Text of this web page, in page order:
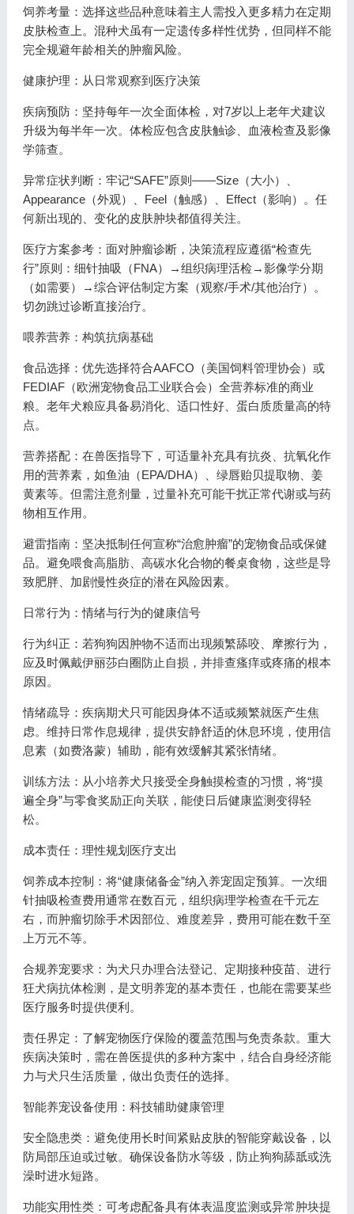
饲养考量：选择这些品种意味着主人需投入更多精力在定期
皮肤检查上。混种犬虽有一定遗传多样性优势，但同样不能
完全规避年龄相关的肿瘤风险。
健康护理：从日常观察到医疗决策
疾病预防：坚持每年一次全面体检，对7岁以上老年犬建议
升级为每半年一次。体检应包含皮肤触诊、血液检查及影像
学筛查。
异常症状判断：牢记“SAFE”原则——Size（大小）、
Appearance（外观）、Feel（触感）、Effect（影响）。任
何新出现的、变化的皮肤肿块都值得关注。
医疗方案参考：面对肿瘤诊断，决策流程应遵循“检查先
行”原则：细针抽吸（FNA）→组织病理活检→影像学分期
（如需要）→综合评估制定方案（观察/手术/其他治疗）。
切勿跳过诊断直接治疗。
喂养营养：构筑抗病基础
食品选择：优先选择符合AAFCO（美国饲料管理协会）或
FEDIAF（欧洲宠物食品工业联合会）全营养标准的商业
粮。老年犬粮应具备易消化、适口性好、蛋白质质量高的特
点。
营养搭配：在兽医指导下，可适量补充具有抗炎、抗氧化作
用的营养素，如鱼油（EPA/DHA）、绿唇贻贝提取物、姜
黄素等。但需注意剂量，过量补充可能干扰正常代谢或与药
物相互作用。
避雷指南：坚决抵制任何宣称“治愈肿瘤”的宠物食品或保健
品。避免喂食高脂肪、高碳水化合物的餐桌食物，这些是导
致肥胖、加剧慢性炎症的潜在风险因素。
日常行为：情绪与行为的健康信号
行为纠正：若狗狗因肿物不适而出现频繁舔咬、摩擦行为，
应及时佩戴伊丽莎白圈防止自损，并排查瘙痒或疼痛的根本
原因。
情绪疏导：疾病期犬只可能因身体不适或频繁就医产生焦
虑。维持日常作息规律，提供安静舒适的休息环境，使用信
息素（如费洛蒙）辅助，能有效缓解其紧张情绪。
训练方法：从小培养犬只接受全身触摸检查的习惯，将“摸
遍全身”与零食奖励正向关联，能使日后健康监测变得轻
松。
成本责任：理性规划医疗支出
饲养成本控制：将“健康储备金”纳入养宠固定预算。一次细
针抽吸检查费用通常在数百元，组织病理学检查在千元左
右，而肿瘤切除手术因部位、难度差异，费用可能在数千至
上万元不等。
合规养宠要求：为犬只办理合法登记、定期接种疫苗、进行
狂犬病抗体检测，是文明养宠的基本责任，也能在需要某些
医疗服务时提供便利。
责任界定：了解宠物医疗保险的覆盖范围与免责条款。重大
疾病决策时，需在兽医提供的多种方案中，结合自身经济能
力与犬只生活质量，做出负责任的选择。
智能养宠设备使用：科技辅助健康管理
安全隐患类：避免使用长时间紧贴皮肤的智能穿戴设备，以
防局部压迫或过敏。确保设备防水等级，防止狗狗舔舐或洗
澡时进水短路。
功能实用性类：可考虑配备具有体表温度监测或异常肿块提